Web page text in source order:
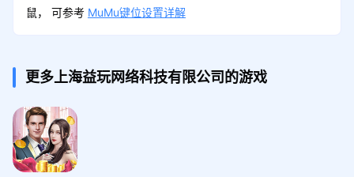
鼠， 可参考 MuMu键位设置详解
更多上海益玩网络科技有限公司的游戏